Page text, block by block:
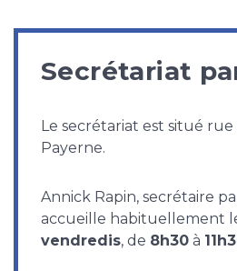
Secrétariat
Le secrétariat est situé rue
Payerne.
Annick Rapin, secrétaire
accueille habituellement
vendredis, ​de 8h30 à